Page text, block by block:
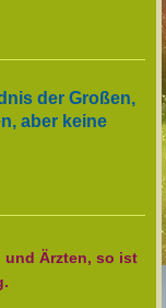
der Großen,
aber keine
und Ärzten, so ist